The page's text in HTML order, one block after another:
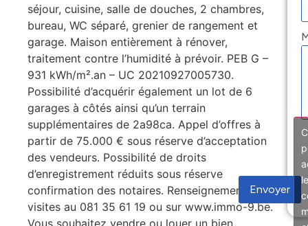
séjour, cuisine, salle de douches, 2 chambres,
bureau, WC séparé, grenier de rangement et
garage. Maison entièrement à rénover,
traitement contre l’humidité à prévoir. PEB G –
931 kWh/m².an – UC 20210927005730.
Possibilité d’acquérir également un lot de 6
garages à côtés ainsi qu’un terrain
supplémentaires de 2a98ca. Appel d’offres à
partir de 75.000 € sous réserve d’acceptation
des vendeurs. Possibilité de droits
d’enregistrement réduits sous réserve
confirmation des notaires. Renseignements et
visites au 081 35 61 19 ou sur www.immo-9.be.
Vous souhaitez vendre ou louer un bien,
Envoyer